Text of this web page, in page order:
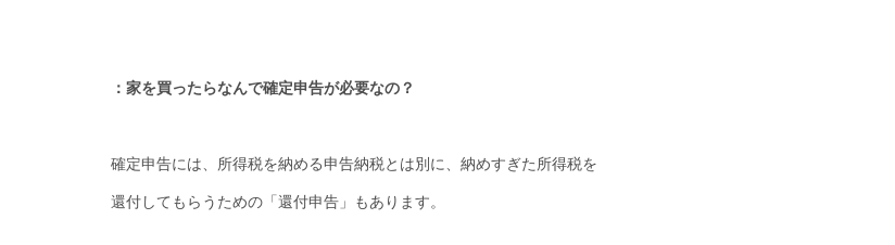
：家を買ったらなんで確定申告が必要なの？
確定申告には、所得税を納める申告納税とは別に、納めすぎた所得税を
還付してもらうための「還付申告」もあります。